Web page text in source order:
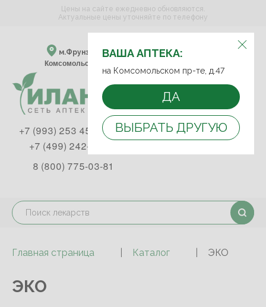
ВЫБЕРИТЕ АПТЕКУ:
м.Фрунзенская м.Спортивная
Комсомольский пр-т, д. 47
ВАША АПТЕКА:
на Комсомольском пр-те, д.47
ДА
ВЫБРАТЬ ДРУГУЮ
Цены на сайте ежедневно обновляются.
Актуальные цены уточняйте по телефону
+7 (993) 253 45 93
+7 (499) 242-90-85
8 (800) 775-03-81
Главная страница Каталог ЭКО
ЭКО